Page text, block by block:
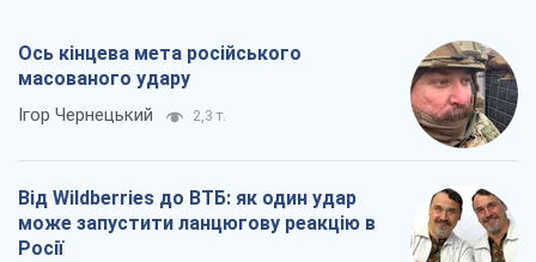
Ось кінцева мета російського
масованого удару
Ігор Чернецький 2,3 т.
Від Wildberries до ВТБ: як один удар
може запустити ланцюгову реакцію в
Росії